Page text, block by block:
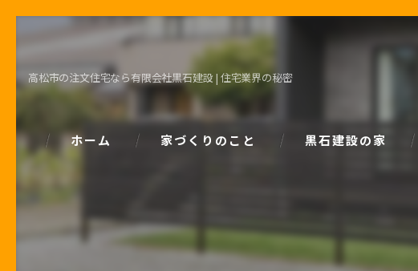
高松市の注文住宅なら有限会社黒石建設 | 住宅業界の秘密
ホーム 家づくりのこと
家づくりで大事な「お金の話」
黒石建設の家
安心の保証